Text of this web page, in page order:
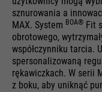
sznurowania a
MAX. System BOA® Fit
obrotowego,
współczynniku tarcia.
spersonalizowaną
rękawiczkach. W serii
z boku, aby uniknąć